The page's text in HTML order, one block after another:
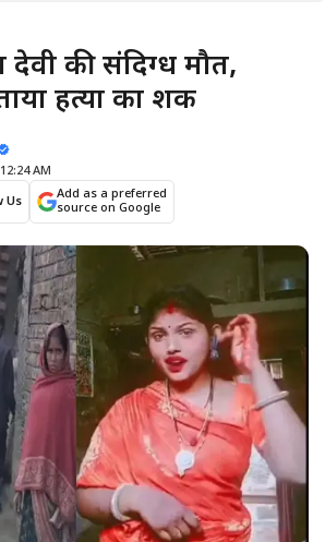
देवी की संदिग्ध मौत,
हत्या का शक
AM
Us
Add as a preferred
source on Google